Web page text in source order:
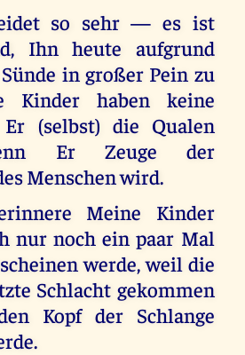
so sehr — es ist
Ihn heute aufgrund
in großer Pein zu
Kinder haben keine
(selbst) die Qualen
Er Zeuge der
Menschen wird.
Meine Kinder
nur noch ein paar Mal
werde, weil die
Schlacht gekommen
Kopf der Schlange